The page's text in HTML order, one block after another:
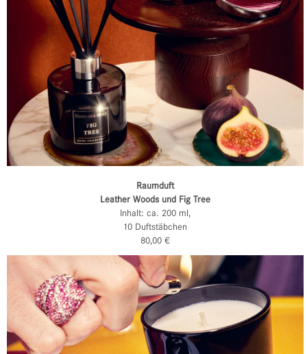
Raumduft
Leather Woods und Fig Tree
Inhalt: ca. 200 ml,
10 Duftstäbchen
80,00 €